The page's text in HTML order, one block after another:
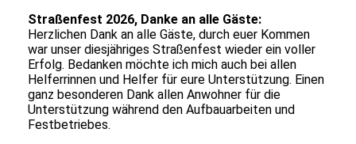
Straßenfest 2026, Danke an alle Gäste:
Herzlichen Dank an alle Gäste, durch euer Kommen
war unser diesjähriges Straßenfest wieder ein voller
Erfolg. Bedanken möchte ich mich auch bei allen
Helferrinnen und Helfer für eure Unterstützung. Einen
ganz besonderen Dank allen Anwohner für die
Unterstützung während den Aufbauarbeiten und
Festbetriebes.